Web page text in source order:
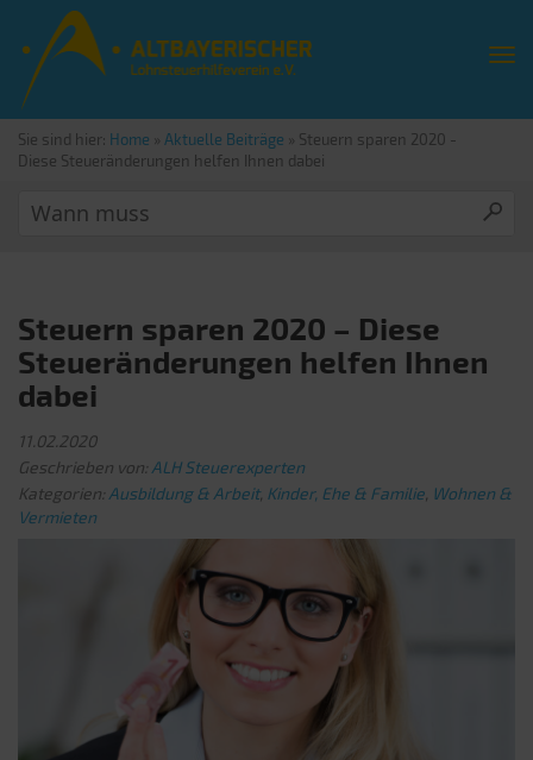
Sie sind hier: Home » Aktuelle Beiträge » Steuern sparen 2020 -
Diese Steueränderungen helfen Ihnen dabei
Steuern sparen 2020 – Diese
Steueränderungen helfen Ihnen
dabei
11.02.2020
Geschrieben von: ALH Steuerexperten
Kategorien: Ausbildung & Arbeit, Kinder, Ehe & Familie Wohnen &
Vermieten